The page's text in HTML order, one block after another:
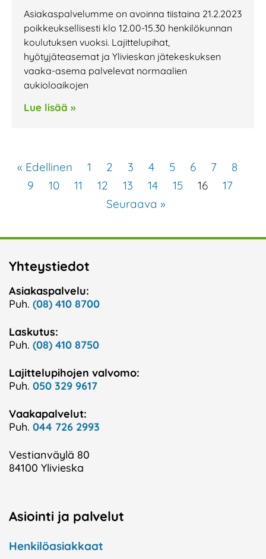
Asiakaspalvelumme on avoinna tiistaina 21.2.2023
poikkeuksellisesti klo 12.00-15.30 henkilökunnan
koulutuksen vuoksi. Lajittelupihat,
hyötyjäteasemat ja Ylivieskan jätekeskuksen
vaaka-asema palvelevat normaalien
aukioloaikojen
Lue lisää »
« Edellinen 1 2 3 4 5 6 7
8
9
10 11 12 13 14 15 16
17
Seuraava »
Yhteystiedot
Asiakaspalvelu:
Puh. (08) 410 8700
Laskutus:
Puh. (08) 410 8750
Lajittelupihojen valvomo:
Puh. 050 329 9617
Vaakapalvelut:
Puh. 044 726 2993
Vestianväylä 80
84100 Ylivieska
Asiointi ja palvelut
Henkilöasiakkaat